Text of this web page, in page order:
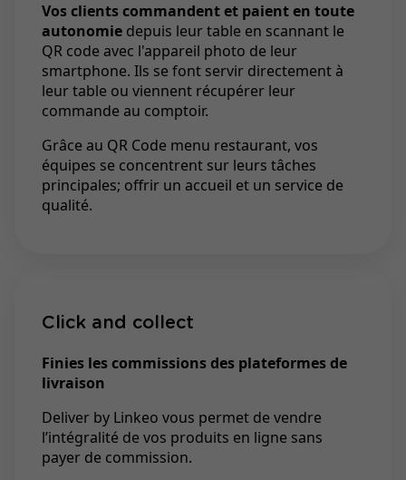
Vos clients commandent et paient en toute
autonomie depuis leur table en scannant le
QR code avec l'appareil photo de leur
smartphone. Ils se font servir directement à
leur table ou viennent récupérer leur
commande au comptoir.
Grâce au QR Code menu restaurant, vos
équipes se concentrent sur leurs tâches
principales; offrir un accueil et un service de
qualité.
Click and collect
Finies les commissions des plateformes de
livraison
Deliver by Linkeo vous permet de vendre
l’intégralité de vos produits en ligne sans
payer de commission.